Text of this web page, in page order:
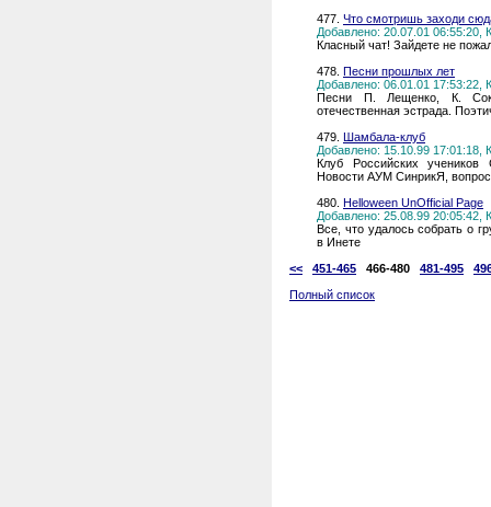
477. Что смотришь заходи
Добавлено: 20.07.01 06:55:20,
Класный чат! Зайдете не
478. Песни прошлых лет
Добавлено: 06.01.01 17:53:22,
Песни П. Лещенко, К.
отечественная эстрада.
479. Шамбала-клуб
Добавлено: 15.10.99 17:01:18,
Клуб Российских учеников
Новости АУМ СинрикЯ,
480. Helloween UnOfficial Page
Добавлено: 25.08.99 20:05:42,
Все, что удалось собрать о
в Инете
<<
451-465 466-480 481-495
Полный список